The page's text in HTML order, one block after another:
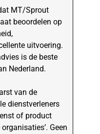
MT/Sprout
beoordelen op
uitvoering.
is de beste
Nederland.
van de
dienstverleners
of product
Geen